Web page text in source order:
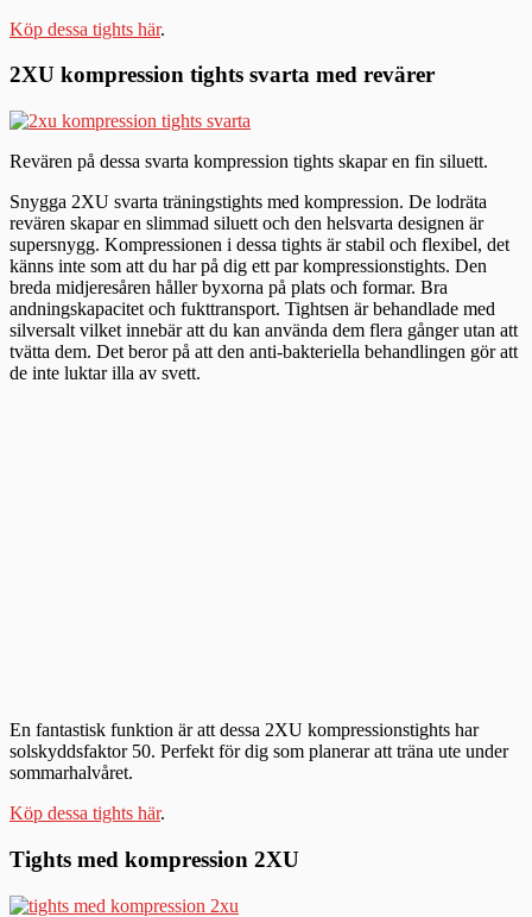
Köp dessa tights här.
2XU kompression tights svarta med revärer
Revären på dessa svarta kompression tights skapar en fin siluett.
Snygga 2XU svarta träningstights med kompression. De lodräta
revären skapar en slimmad siluett och den helsvarta designen är
supersnygg. Kompressionen i dessa tights är stabil och flexibel, det
känns inte som att du har på dig ett par kompressionstights. Den
breda midjeresåren håller byxorna på plats och formar. Bra
andningskapacitet och fukttransport. Tightsen är behandlade med
silversalt vilket innebär att du kan använda dem flera gånger utan att
tvätta dem. Det beror på att den anti-bakteriella behandlingen gör att
de inte luktar illa av svett.
En fantastisk funktion är att dessa 2XU kompressionstights har
solskyddsfaktor 50. Perfekt för dig som planerar att träna ute under
sommarhalvåret.
Köp dessa tights här.
Tights med kompression 2XU